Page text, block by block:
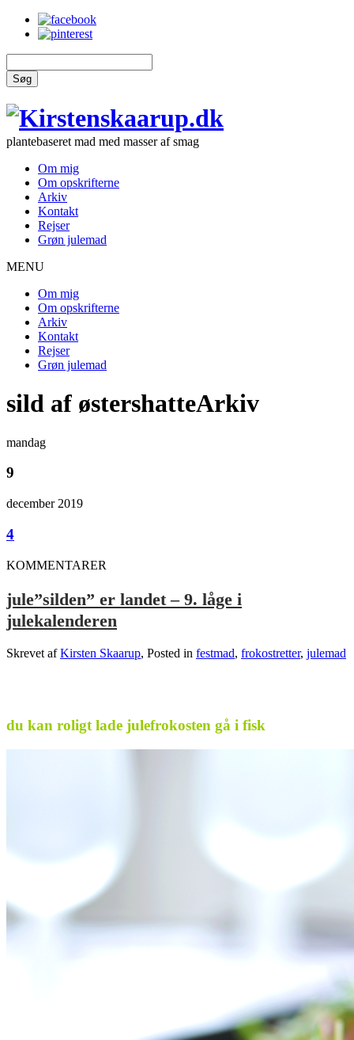
Søg
plantebaseret mad med masser af smag
Om mig
Om opskrifterne
Arkiv
Kontakt
Rejser
Grøn julemad
MENU
Om mig
Om opskrifterne
Arkiv
Kontakt
Rejser
Grøn julemad
sild af østershatteArkiv
mandag
9
december 2019
4
KOMMENTARER
jule”silden” er landet – 9. låge i
julekalenderen
Skrevet afKirsten Skaarup, Posted in festmad, frokostretter, julemad
du kan roligt lade julefrokosten gå i fisk